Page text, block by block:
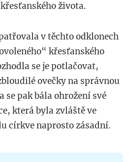
života.
v těchto odklonech
křesťanského
se je potlačovat,
ovečky na správnou
se pak bála ohrožení své
která byla zvláště ve
církve naprosto zásadní.